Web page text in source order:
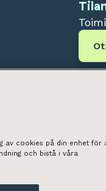
av cookies på din enhet för
och bistå i våra